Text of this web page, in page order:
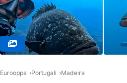
Eurooppa Portugali Madeira